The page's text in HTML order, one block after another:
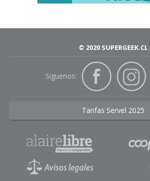
© 2020 SUPERGEEK.CL
Siguenos:
Tarifas Servel 2025